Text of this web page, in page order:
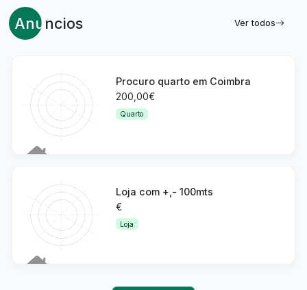
Anu ncios Ver todos
Procuro quarto em Coimbra
200,00€
Quarto
Detalhes
Loja com +,- 100mts
€
Loja
Detalhes